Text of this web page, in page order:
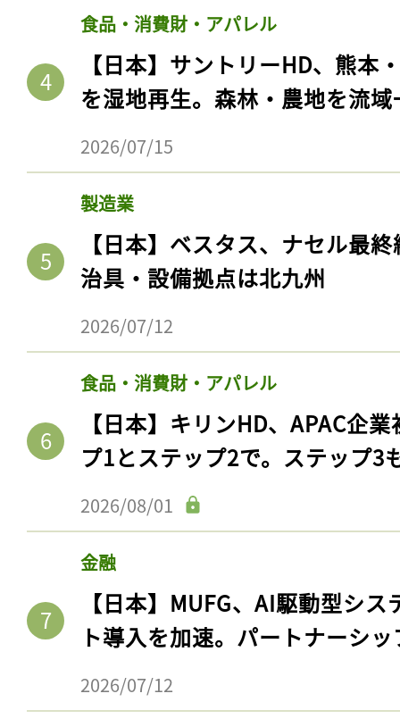
食品・消費財・アパレル
【日本】サントリーHD、熊本
を湿地再生。森林・農地を流
2026/07/15
製造業
【日本】ベスタス、ナセル最
治具・設備拠点は北九州
2026/07/12
食品・消費財・アパレル
【日本】キリンHD、APAC企
プ1とステップ2で。ステップ3
2026/08/01
金融
【日本】MUFG、AI駆動型シ
ト導入を加速。パートナーシ
2026/07/12